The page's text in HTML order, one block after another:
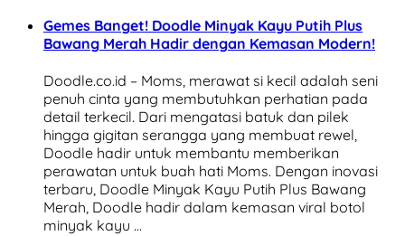
Gemes Banget! Doodle Minyak Kayu Putih Plus
Bawang Merah Hadir dengan Kemasan Modern!
Doodle.co.id – Moms, merawat si kecil adalah seni
penuh cinta yang membutuhkan perhatian pada
detail terkecil. Dari mengatasi batuk dan pilek
hingga gigitan serangga yang membuat rewel,
Doodle hadir untuk membantu memberikan
perawatan untuk buah hati Moms. Dengan inovasi
terbaru, Doodle Minyak Kayu Putih Plus Bawang
Merah, Doodle hadir dalam kemasan viral botol
minyak kayu …